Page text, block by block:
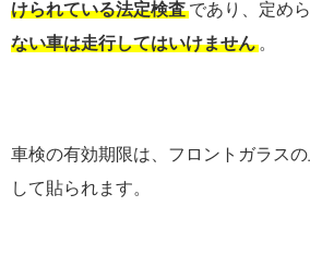
けられている法定検査 であり、定め
ない車は走行してはいけません 。
車検の有効期限は、フロントガラス
して貼られます。